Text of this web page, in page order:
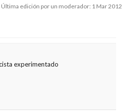
Última edición por un moderador: 1 Mar 2012
experimentado